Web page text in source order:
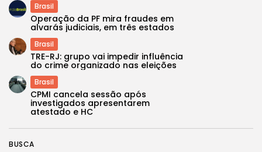
BUSCA
Brasil
Operação da PF mira fraudes em
alvarás judiciais, em três estados
Brasil
TRE-RJ: grupo vai impedir influência
do crime organizado nas eleições
Brasil
CPMI cancela sessão após
investigados apresentarem
atestado e HC